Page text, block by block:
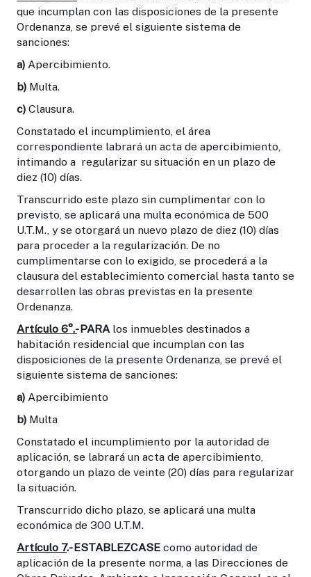
que incumplan con las disposiciones de la presente
Ordenanza, se prevé el siguiente sistema de
sanciones:
a) Apercibimiento.
b) Multa.
c) Clausura.
Constatado el incumplimiento, el área
correspondiente labrará un acta de apercibimiento,
intimando a regularizar su situación en un plazo de
diez (10) días.
Transcurrido este plazo sin cumplimentar con lo
previsto, se aplicará una multa económica de 500
U.T.M., y se otorgará un nuevo plazo de diez (10) días
para proceder a la regularización. De no
cumplimentarse con lo exigido, se procederá a la
clausura del establecimiento comercial hasta tanto se
desarrollen las obras previstas en la presente
Ordenanza.
Artículo 6°.-PARA los inmuebles destinados a
habitación residencial que incumplan con las
disposiciones de la presente Ordenanza, se prevé el
siguiente sistema de sanciones:
a) Apercibimiento
b) Multa
Constatado el incumplimiento por la autoridad de
aplicación, se labrará un acta de apercibimiento,
otorgando un plazo de veinte (20) días para regularizar
la situación.
Transcurrido dicho plazo, se aplicará una multa
económica de 300 U.T.M.
Artículo 7.- ESTABLEZCASE como autoridad de
aplicación de la presente norma, a las Direcciones de